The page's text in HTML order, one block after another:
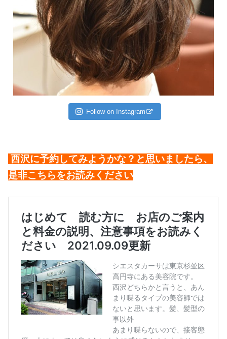
Follow on Instagram
西沢に予約してみようかな？と思いましたら、
是非こちらをお読みください